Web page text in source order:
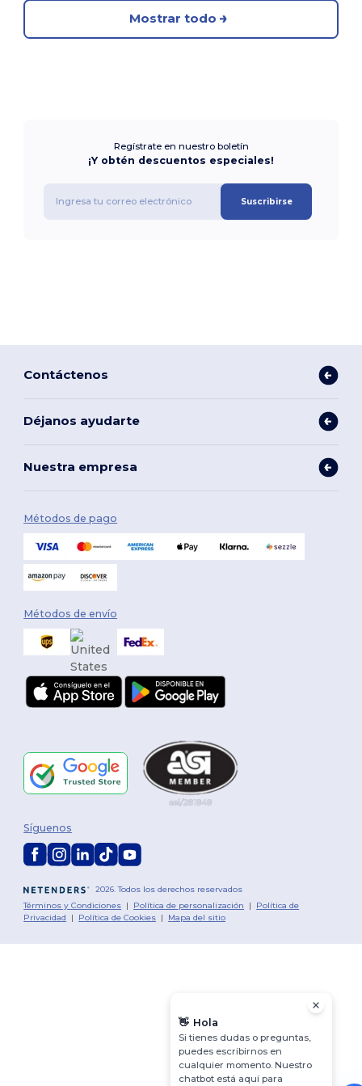
Mostrar todo
Regístrate en nuestro boletín
¡Y obtén descuentos especiales!
Suscribirse
Contáctenos
Déjanos ayudarte
Nuestra empresa
Métodos de pago
Métodos de envío
2026. Todos los derechos reservados
Términos y Condiciones | Política de personalización | Política de
Privacidad | Política de Cookies | Mapa del sitio
Síguenos
👋 Hola
Si tienes dudas o preguntas,
puedes escribirnos en
cualquier momento. Nuestro
chatbot está aquí para